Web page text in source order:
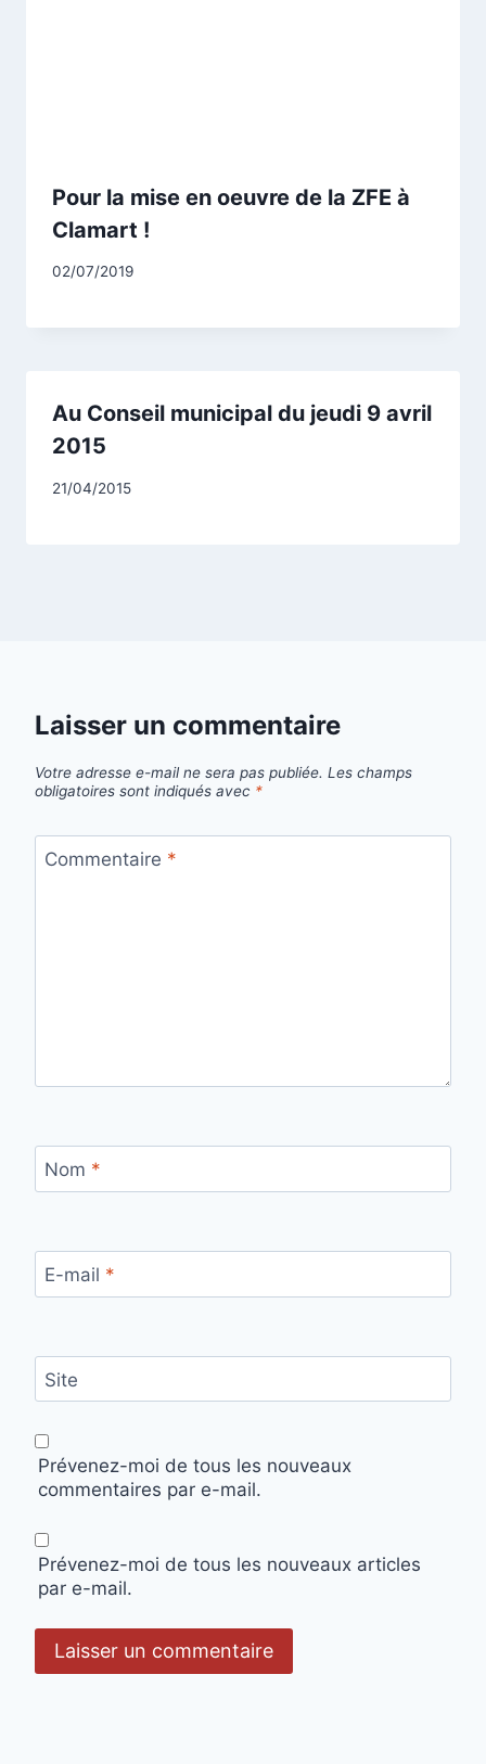
Pour la mise en oeuvre de la ZFE à
Clamart !
Par
02/07/2019
Au Conseil municipal du jeudi 9 avril
2015
Par
21/04/2015
Laisser un commentaire
Votre adresse e-mail ne sera pas publiée. Les champs
obligatoires sont indiqués avec *
Commentaire *
Nom *
E-mail *
Site
Prévenez-moi de tous les nouveaux
commentaires par e-mail.
Prévenez-moi de tous les nouveaux articles
par e-mail.